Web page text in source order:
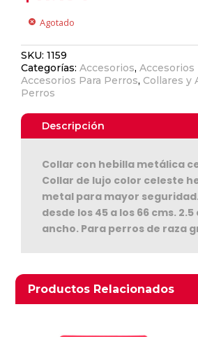
cancel Agotado
SKU:1159
Categorías:Accesorios,Accesorios
Accesorios Para Perros, Collares y
Perros
Descripción
Collar con hebilla metálica
Collar de lujo color celeste
metal para mayor
desde los 45 a los 66 cms. 2.5
ancho. Para perros de raza
Productos Relacionados
Productos relacionados